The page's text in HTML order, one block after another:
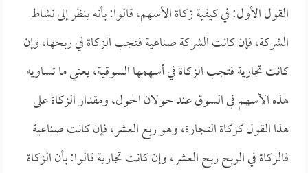
القول الأول: في كيفية زكاة الأسهم، قالوا: بأنه ينظر إلى نشاط
الشركة، فإن كانت الشركة صناعية فتجب الزكاة في ربحها، وإن
كانت تجارية فتجب الزكاة في أسهمها السوقية، يعني ما تساويه
هذه الأسهم في السوق عند حولان الحول، ومقدار الزكاة على
هذا القول كزكاة التجارة، وهو ربع العشر، فإن كانت صناعية
فالزكاة في الربح ربح العشر، وإن كانت تجارية قالوا: بأن الزكاة